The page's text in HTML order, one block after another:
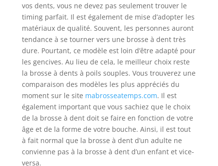
vos dents, vous ne devez pas seulement trouver le
timing parfait. Il est également de mise d’adopter les
matériaux de qualité. Souvent, les personnes auront
tendance à se tourner vers une brosse à dent très
dure. Pourtant, ce modèle est loin d’être adapté pour
les gencives. Au lieu de cela, le meilleur choix reste
la brosse à dents à poils souples. Vous trouverez une
comparaison des modèles les plus appréciés du
moment sur le site mabrosseatemps.com. Il est
également important que vous sachiez que le choix
de la brosse à dent doit se faire en fonction de votre
âge et de la forme de votre bouche. Ainsi, il est tout
à fait normal que la brosse à dent d’un adulte ne
convienne pas à la brosse à dent d’un enfant et vice-
versa.